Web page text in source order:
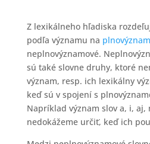
Z lexikálneho hľadiska
podľa významu na
neplnovýznamové.
sú také slovne druhy, ktoré
význam, resp. ich lexikálny
keď sú v spojení s
Napríklad význam slov a, i, aj,
nedokážeme určiť, keď ich